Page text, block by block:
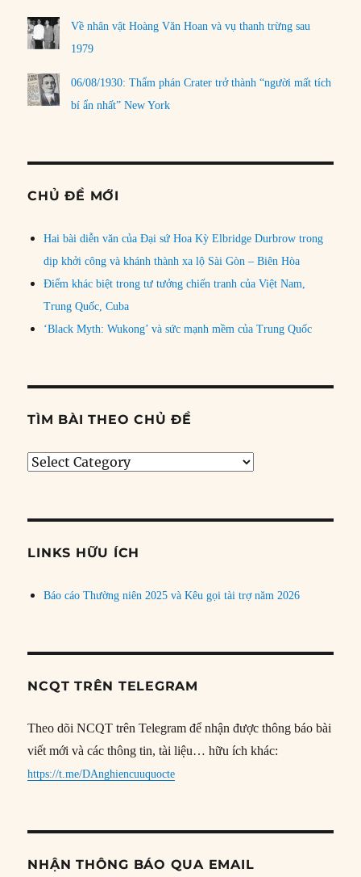
Về nhân vật Hoàng Văn Hoan và vụ thanh trừng sau
1979
06/08/1930: Thẩm phán Crater trở thành “người mất tích
bí ẩn nhất” New York
CHỦ ĐỀ MỚI
Hai bài diễn văn của Đại sứ Hoa Kỳ Elbridge Durbrow trong
dịp khởi công và khánh thành xa lộ Sài Gòn – Biên Hòa
Điểm khác biệt trong tư tưởng chiến tranh của Việt Nam,
Trung Quốc, Cuba
‘Black Myth: Wukong’ và sức mạnh mềm của Trung Quốc
TÌM BÀI THEO CHỦ ĐỀ
Tìm
đề
LINKS HỮU ÍCH
Báo cáo Thường niên 2025 và Kêu gọi tài trợ năm 2026
NCQT TRÊN TELEGRAM
Theo dõi NCQT trên Telegram để nhận được thông báo bài
viết mới và các thông tin, tài liệu… hữu ích khác:
https://t.me/DAnghiencuuquocte
NHẬN THÔNG BÁO QUA EMAIL